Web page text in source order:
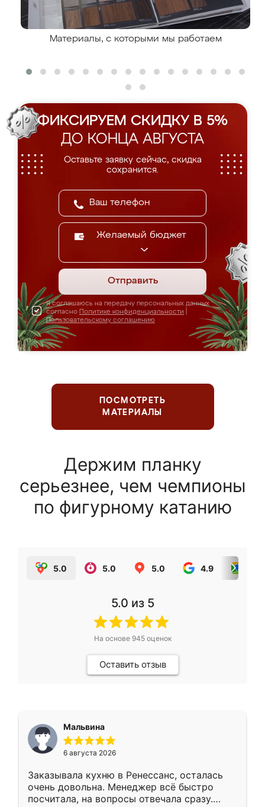
Материалы, с которыми мы работаем
ФИКСИРУЕМ СКИДКУ В 5%
ДО КОНЦА АВГУСТА
Оставьте заявку сейчас, скидка
сохранится.
Желаемый бюджет
Отправить
Я соглашаюсь на передачу персональных данных
согласно Политике конфиденциальности
Пользовательскому соглашению
ПОСМОТРЕТЬ
МАТЕРИАЛЫ
Держим планку
серьезнее, чем чемпионы
по фигурному катанию
5.0 5.0 5.0 4.9
5.0 из 5
На основе 945оценок
Оставить отзыв
Мальвина
6 августа 2026
Заказывала кухню в Ренессанс, осталась
очень довольна. Менеджер всё быстро
посчитала, на вопросы отвечала сразу.